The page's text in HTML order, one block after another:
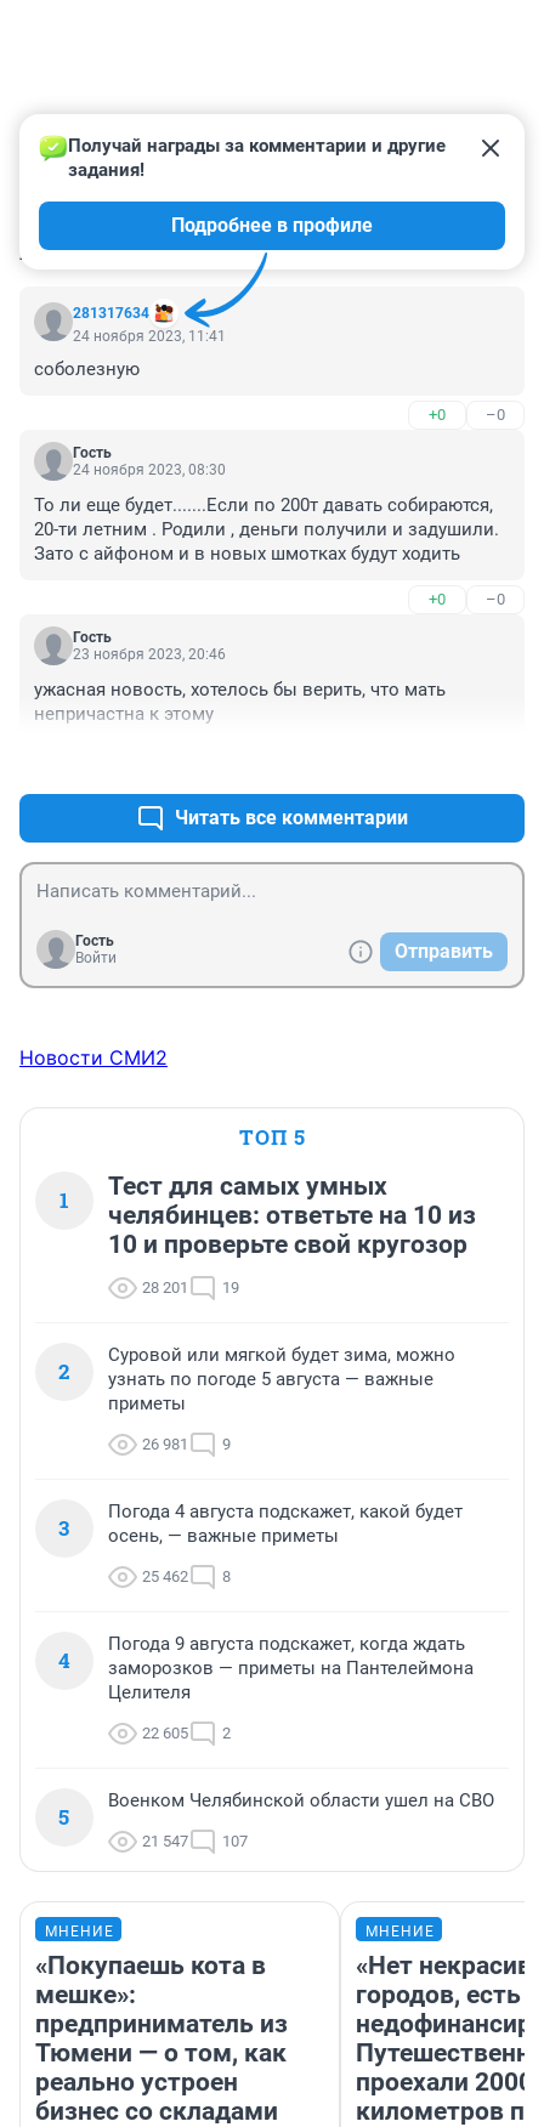
КОММЕНТАРИИ 23
281317634
Получай награды за комментарии и другие
задания!
Подробнее в профиле
24 ноября 2023, 11:41
соболезную
+0 –0
Гость
24 ноября 2023, 08:30
То ли еще будет.......Если по 200т давать собираются,
20-ти летним . Родили , деньги получили и задушили.
Зато с айфоном и в новых шмотках будут ходить
+0 –0
Гость
23 ноября 2023, 20:46
ужасная новость, хотелось бы верить, что мать
непричастна к этому
Читать все комментарии
Гость
Войти
Отправить
Новости СМИ2
ТОП 5
1
Тест для самых умных
челябинцев: ответьте на 10 из
10 и проверьте свой кругозор
28 201 19
2
Суровой или мягкой будет зима, можно
узнать по погоде 5 августа — важные
приметы
26 981 9
3
Погода 4 августа подскажет, какой будет
осень, — важные приметы
25 462 8
4
Погода 9 августа подскажет, когда ждать
заморозков — приметы на Пантелеймона
Целителя
22 605 2
5
Военком Челябинской области ушел на СВО
21 547 107
МНЕНИЕ
«Покупаешь кота в
мешке»:
предприниматель из
Тюмени — о том, как
реально устроен
бизнес со складами
МНЕНИЕ
«Нет
городов, есть
проехали 2000
километров по